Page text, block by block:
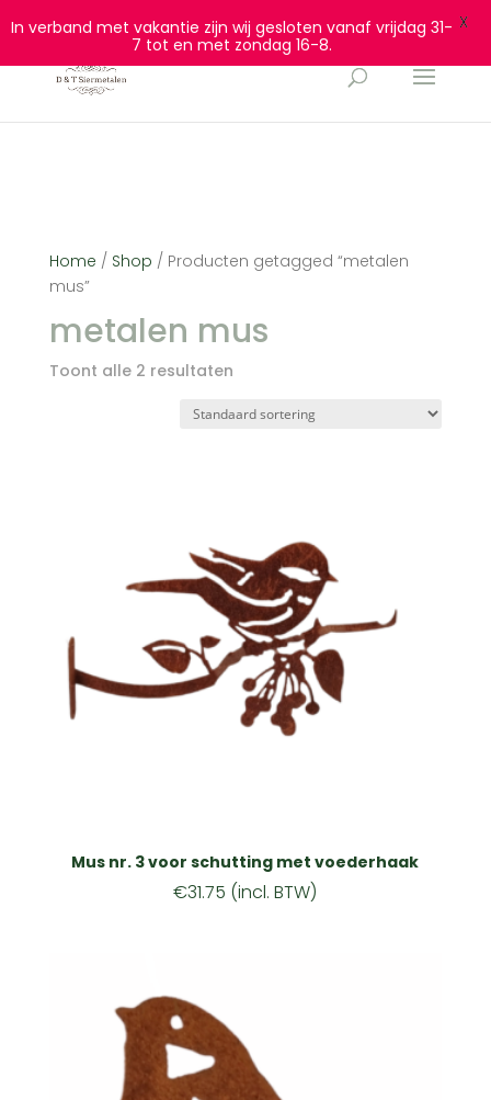
0628932940 info@dtsiermetalen.nl
Home / Shop / Producten getagged “metalen
mus”
metalen mus
Toont alle 2 resultaten
Mus nr. 3 voor schutting met voederhaak
€31.75 (incl. BTW)
In verband met vakantie zijn wij gesloten vanaf vrijdag 31-
7 tot en met zondag 16-8.
X